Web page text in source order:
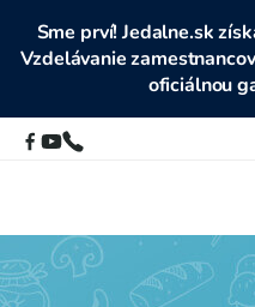
Sme prví! Jedalne.sk
Vzdelávanie
oficiálnou